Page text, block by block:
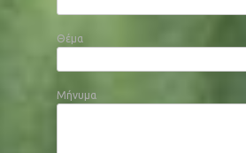
Θέμα
Μήνυμα